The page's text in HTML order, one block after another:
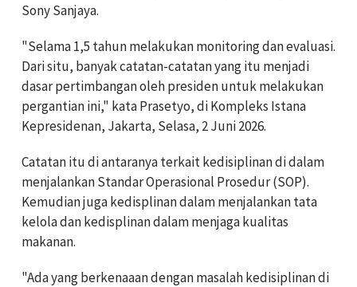
Sony Sanjaya.
"Selama 1,5 tahun melakukan monitoring dan evaluasi.
Dari situ, banyak catatan-catatan yang itu menjadi
dasar pertimbangan oleh presiden untuk melakukan
pergantian ini," kata Prasetyo, di Kompleks Istana
Kepresidenan, Jakarta, Selasa, 2 Juni 2026.
Catatan itu di antaranya terkait kedisiplinan di dalam
menjalankan Standar Operasional Prosedur (SOP).
Kemudian juga kedisplinan dalam menjalankan tata
kelola dan kedisplinan dalam menjaga kualitas
makanan.
"Ada yang berkenaaan dengan masalah kedisiplinan di